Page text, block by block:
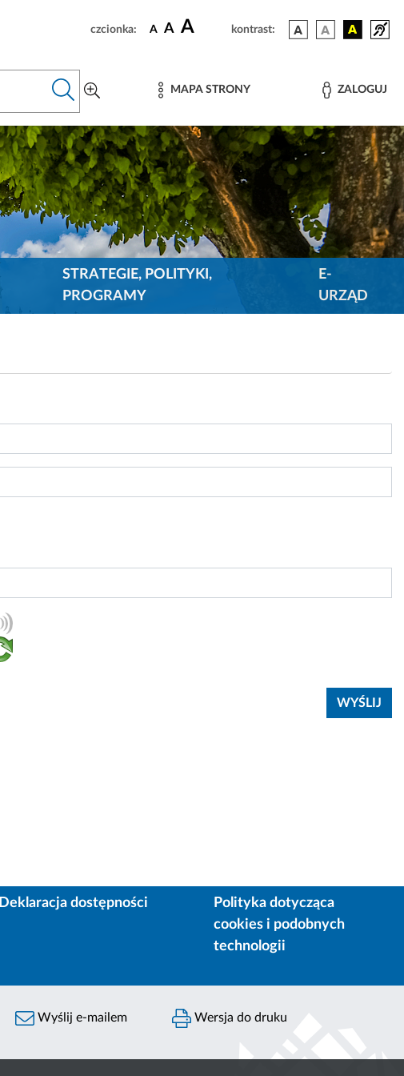
czcionka: A A A kontrast:
MAPA STRONY ZALOGUJ
STRATEGIE, POLITYKI,
PROGRAMY
E-
URZĄD
Deklaracja dostępności
Polityka dotycząca
cookies i podobnych
technologii
Wyślij e-mailem Wersja do druku